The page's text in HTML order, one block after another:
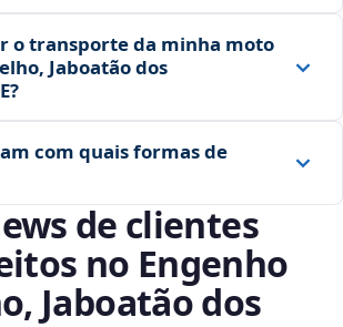
o transporte da minha moto
Jaboatão dos
com quais formas de
de clientes
no Engenho
Jaboatão dos